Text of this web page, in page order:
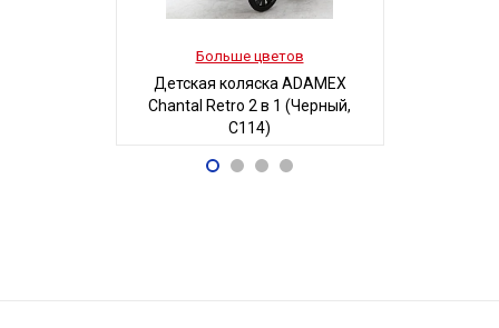
Больше цветов
Детская коляска ADAMEX
Chantal Retro 2 в 1 (Черный,
C114)
68 700 Р